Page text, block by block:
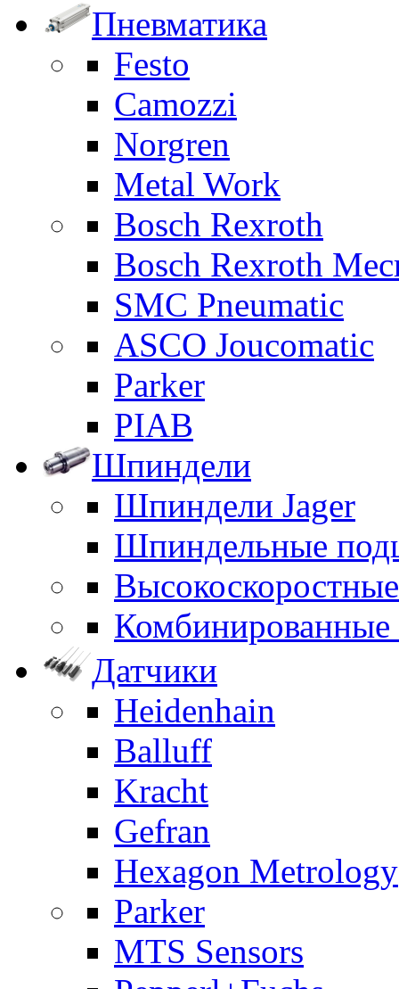
Пневматика
Festo
Camozzi
Norgren
Metal Work
Bosch Rexroth
Bosch Rexroth
SMC Pneumatic
ASCO Joucomatic
Parker
PIAB
Шпиндели
Шпиндели Jager
Шпиндельные
Датчики
Heidenhain
Balluff
Kracht
Gefran
Hexagon Metrology
Parker
MTS Sensors